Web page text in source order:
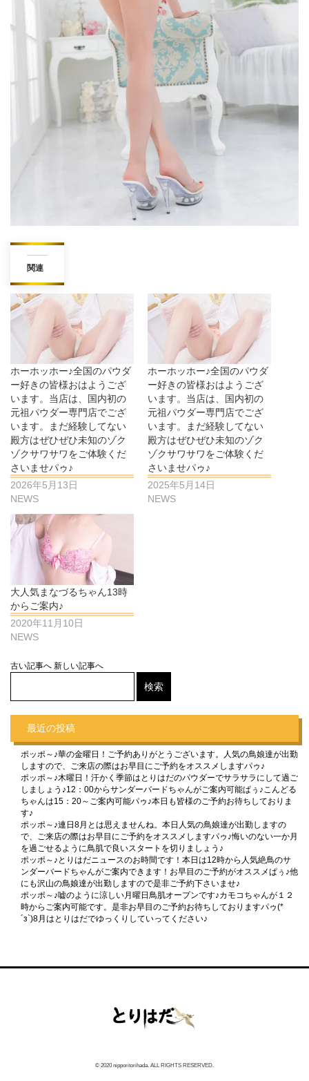
関連
ホーホッホー♪全国のパウダ
ー好きの皆様おはようござ
います。当店は、国内初の
元祖パウダー専門店でござ
います。まだ経験してない
殿方はぜひぜひ未知のゾク
ゾクサワサワをご体験くだ
さいませパゥ♪
2026年5月13日
NEWS
ホーホッホー♪全国のパウダ
ー好きの皆様おはようござ
います。当店は、国内初の
元祖パウダー専門店でござ
います。まだ経験してない
殿方はぜひぜひ未知のゾク
ゾクサワサワをご体験くだ
さいませパゥ♪
2025年5月14日
NEWS
大人気まなづるちゃん13時
からご案内♪
2020年11月10日
NEWS
古い記事へ 新しい記事へ
最近の投稿
ポッポ～♪華の金曜日！ご予約ありがとうございます。人気の鳥娘達が出勤
しますので、ご来店の際はお早目にご予約をオススメしますパゥ♪
ポッポ～♪木曜日！汗かく季節はとりはだのパウダーでサラサラにして過ご
しましょう♪12：00からサンダーバードちゃんがご案内可能ぱぅ♪こんどる
ちゃんは15：20～ご案内可能パゥ♪本日も皆様のご予約お待ちしておりま
す♪
ポッポ～♪連日8月とは思えませんね。本日人気の鳥娘達が出勤しますの
で、ご来店の際はお早目にご予約をオススメしますパゥ♪悔いのない一か月
を過ごせるように鳥肌で良いスタートを切りましょう♪
ポッポ～♪とりはだニュースのお時間です！本日は12時から人気絶鳥のサ
ンダーバードちゃんがご案内できます！お早目のご予約がオススメぱぅ♪他
にも沢山の鳥娘達が出勤しますので是非ご予約下さいませ♪
ポッポ～♪嘘のように涼しい月曜日鳥肌オープンです♪カモコちゃんが１２
時からご案内可能です。是非お早目のご予約お待ちしておりますパゥ(*
´з`)8月はとりはだでゆっくりしていってください♪
© 2020 nipporitorihada. ALL RIGHTS RESERVED.